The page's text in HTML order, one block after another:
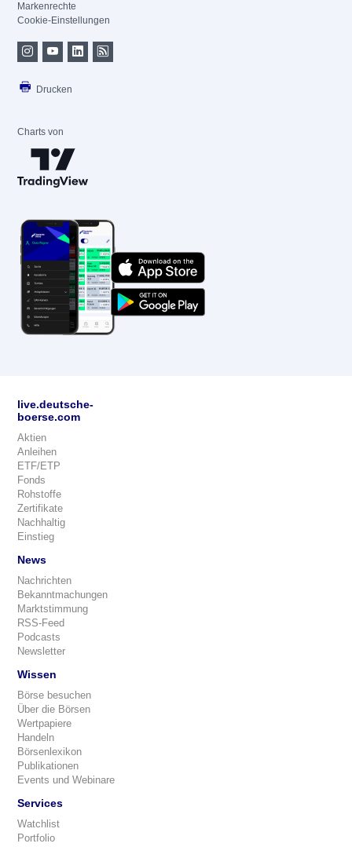
Markenrechte
Cookie-Einstellungen
Drucken
Charts von
live.deutsche-
boerse.com
Aktien
Anleihen
ETF/ETP
Fonds
Rohstoffe
Zertifikate
Nachhaltig
Einstieg
News
Nachrichten
Bekanntmachungen
Marktstimmung
RSS-Feed
Podcasts
Newsletter
Wissen
Börse besuchen
Über die Börsen
Wertpapiere
Handeln
Börsenlexikon
Publikationen
Events und Webinare
Services
Watchlist
Portfolio